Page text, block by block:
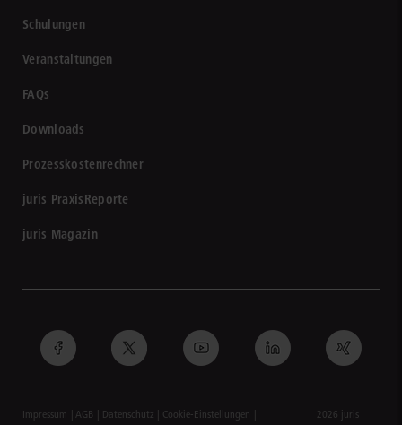
Schulungen
Veranstaltungen
FAQs
Downloads
Prozesskostenrechner
juris PraxisReporte
juris Magazin
Impressum AGB Datenschutz
Cookie-Einstellungen
2026 juris